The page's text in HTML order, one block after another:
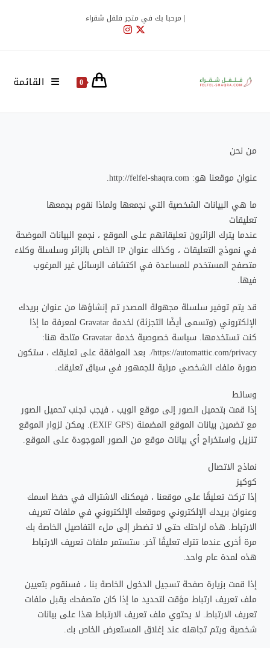
| مرحبا بك في متجر فلفل شقراء
0 القائمة
من نحن
عنوان موقعنا هو: http://felfel-shaqra.com.
ما هي البيانات الشخصية التي نجمعها ولماذا نقوم بجمعها
تعليقات
عندما يترك الزائرون تعليقاتهم على الموقع ، نجمع البيانات الموضحة
في نموذج التعليقات ، وكذلك عنوان IP الخاص بالزائر وسلسلة وكلاء
متصفح المستخدم للمساعدة في اكتشاف الرسائل غير المرغوب
فيها.
قد يتم توفير سلسلة مجهولة المصدر تم إنشاؤها من عنوان بريدك
الإلكتروني (وتسمى أيضًا التجزئة) لخدمة Gravatar لمعرفة ما إذا
كنت تستخدمها. سياسة خصوصية خدمة Gravatar متاحة هنا:
https://automattic.com/privacy/. بعد الموافقة على تعليقك ، ستكون
صورة ملفك الشخصي مرئية للجمهور في سياق تعليقك.
وسائط
إذا قمت بتحميل الصور إلى موقع الويب ، فيجب تجنب تحميل الصور
مع تضمين بيانات الموقع المضمنة (EXIF GPS). يمكن لزوار الموقع
تنزيل واستخراج أي بيانات موقع من الصور الموجودة على الموقع.
نماذج الاتصال
كوكيز
إذا تركت تعليقًا على موقعنا ، فيمكنك الاشتراك في حفظ اسمك
وعنوان بريدك الإلكتروني وموقعك الإلكتروني في ملفات تعريف
الارتباط. هذه لراحتك حتى لا تضطر إلى ملء التفاصيل الخاصة بك
مرة أخرى عندما تترك تعليقًا آخر. ستستمر ملفات تعريف الارتباط
هذه لمدة عام واحد.
إذا قمت بزيارة صفحة تسجيل الدخول الخاصة بنا ، فسنقوم بتعيين
ملف تعريف ارتباط مؤقت لتحديد ما إذا كان متصفحك يقبل ملفات
تعريف الارتباط. لا يحتوي ملف تعريف الارتباط هذا على بيانات
شخصية ويتم تجاهله عند إغلاق المستعرض الخاص بك.